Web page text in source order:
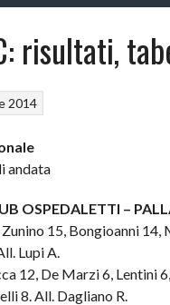
risultati,
2014
andata
OSPEDALETTI –
15, Bongioanni 14,
Lupi A.
12, De Marzi 6, Lentini
8. All. Dagliano R.